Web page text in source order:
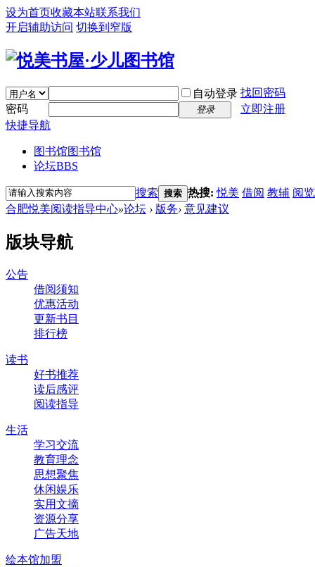
设为首页收藏本站联系我们
开启辅助访问 切换到窄版
自动登录 找回密码
密码
登录
立即注册
快捷导航
图书馆图书馆
论坛BBS
搜索 搜索 热搜:悦美 借阅 教辅 阅览
合肥悦美阅读指导中心»论坛 › 版务› 意见建议
版块导航
公告
借阅须知
优惠活动
更新书目
排行榜
读书
好书推荐
读后感评
阅读指导
生活
学习交流
教育理念
思想聚焦
休闲娱乐
实用文摘
资源分享
广告天地
绘本馆加盟